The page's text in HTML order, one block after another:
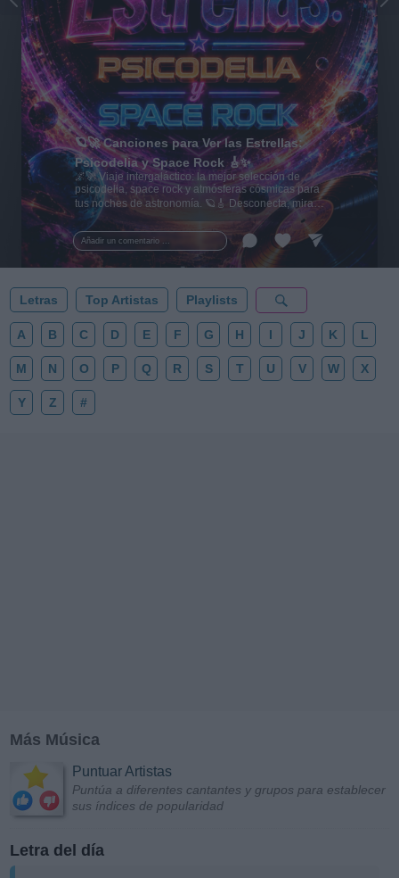
Añadir un comentario ...
🪐🚀 Canciones para Ver las Estrellas:
Psicodelia y Space Rock 🎸✨
🌌🚀 Viaje intergaláctico: la mejor selección de
psicodelia, space rock y atmósferas cósmicas para
tus noches de astronomía. 🪐🎸 Desconecta, mira
al firmamento y siente la gravedad cero. 💾 ¡Guarda
esta colección para tu próxima noche estrellada!
✨⭐
Letras Top Artistas Playlists
A B C D E F G H I J K L
M N O P Q R S T U V W X
Y Z #
Más Música
Puntuar Artistas
Puntúa a diferentes cantantes y grupos para establecer
sus índices de popularidad
Letra del día